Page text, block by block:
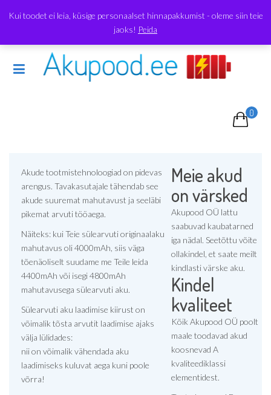
Telefon:557 5445 Email:info@akupood.ee
0
Akude tootmistehnoloogiad on pidevas
arengus. Tavakasutajale tähendab see
akude suuremat mahutavust ja seeläbi
pikemat arvuti tööaega.
Näiteks: kui Teie sülearvuti originaalaku
mahutavus oli 4000mAh, siis väga
tõenäoliselt suudame me Teile leida
4400mAh või isegi 4800mAh
mahutavusega sülearvuti aku.
Sülearvuti aku laadimise kiirust on
võimalik tõsta arvutit laadimise ajaks
välja lülidades:
nii on võimalik vähendada aku
laadimiseks kuluvat aega kuni poole
võrra!
Meie akud
on värsked
Akupood OÜ lattu
saabuvad kaubatarned
iga nädal. Seetõttu võite
ollakindel, et saate meilt
kindlasti värske aku.
Kindel
kvaliteet
Kõik Akupood OÜ poolt
maale toodavad akud
koosnevad A
kvaliteediklassi
elementidest.
Kui toodet ei leia, küsige personaalset hinnapakkumist - oleme siin teie
jaoks! Peida